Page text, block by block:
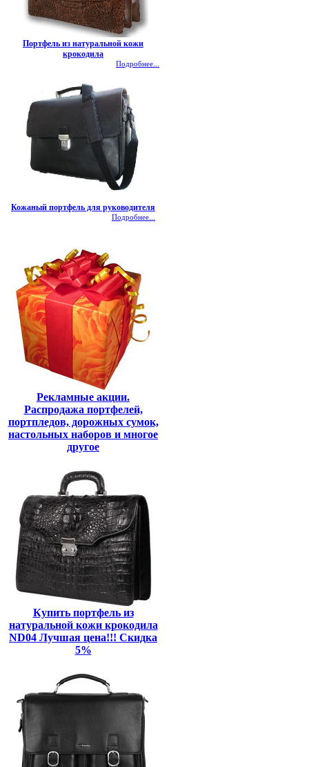
Портфель из натуральной кожи
крокодила
Подробнее...
Кожаный портфель для руководителя
Подробнее...
Рекламные акции.
Распродажа портфелей,
портпледов, дорожных сумок,
настольных наборов и многое
другое
Купить портфель из
натуральной кожи крокодила
ND04 Лучшая цена!!! Скидка
5%